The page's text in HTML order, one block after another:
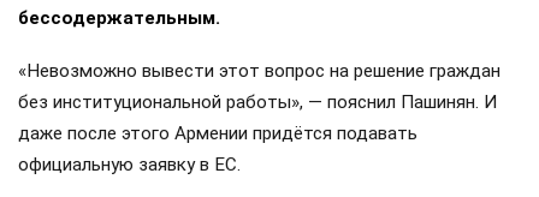
бессодержательным.
«Невозможно вывести этот вопрос на решение граждан
без институциональной работы», — пояснил Пашинян. И
даже после этого Армении придётся подавать
официальную заявку в ЕС.